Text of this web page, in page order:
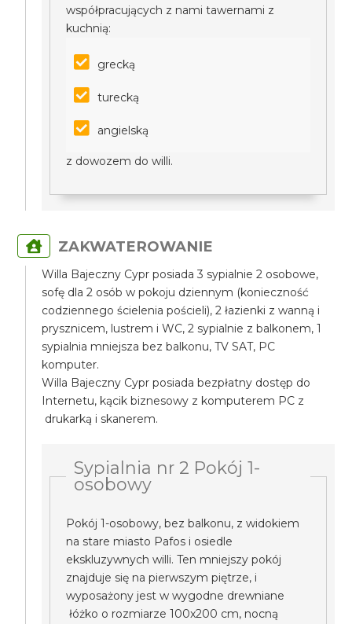
współpracujących z nami tawernami z
kuchnią:
grecką
turecką
angielską
z dowozem do willi.
ZAKWATEROWANIE
Willa Bajeczny Cypr posiada 3 sypialnie 2 osobowe,
sofę dla 2 osób w pokoju dziennym (konieczność
codziennego ścielenia pościeli), 2 łazienki z wanną i
prysznicem, lustrem i WC, 2 sypialnie z balkonem, 1
sypialnia mniejsza bez balkonu, TV SAT, PC
komputer.
Willa Bajeczny Cypr posiada bezpłatny dostęp do
Internetu, kącik biznesowy z komputerem PC z
drukarką i skanerem.
Sypialnia nr 2 Pokój 1-
osobowy
Pokój 1-osobowy, bez balkonu, z widokiem
na stare miasto Pafos i osiedle
ekskluzywnych willi. Ten mniejszy pokój
znajduje się na pierwszym piętrze, i
wyposażony jest w wygodne drewniane
łóżko o rozmiarze 100x200 cm, nocną